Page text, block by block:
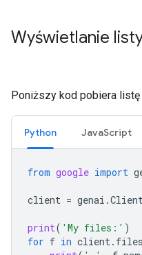
Wyświetlanie
Poniższy kod pobiera
Python JavaScript
from google import
client = genai .
print( 'My files:' )
for f in client. files